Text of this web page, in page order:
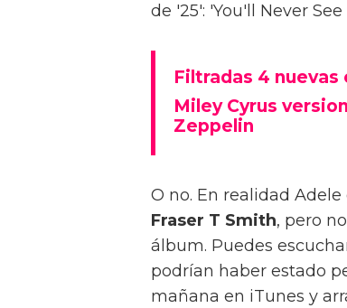
de '25': 'You'll Never
Filtradas 4 nuevas
Miley Cyrus
Zeppelin
O no. En realidad
Fraser T Smith, pero
álbum. Puedes
podrían haber estado
mañana en iTunes y